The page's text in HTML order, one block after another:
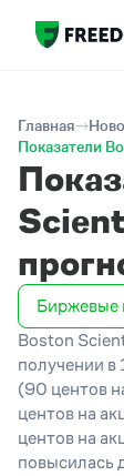
Главная
Показатели
Биржевые
Boston
получении в
(90 центов
центов на
центов на
повысилась